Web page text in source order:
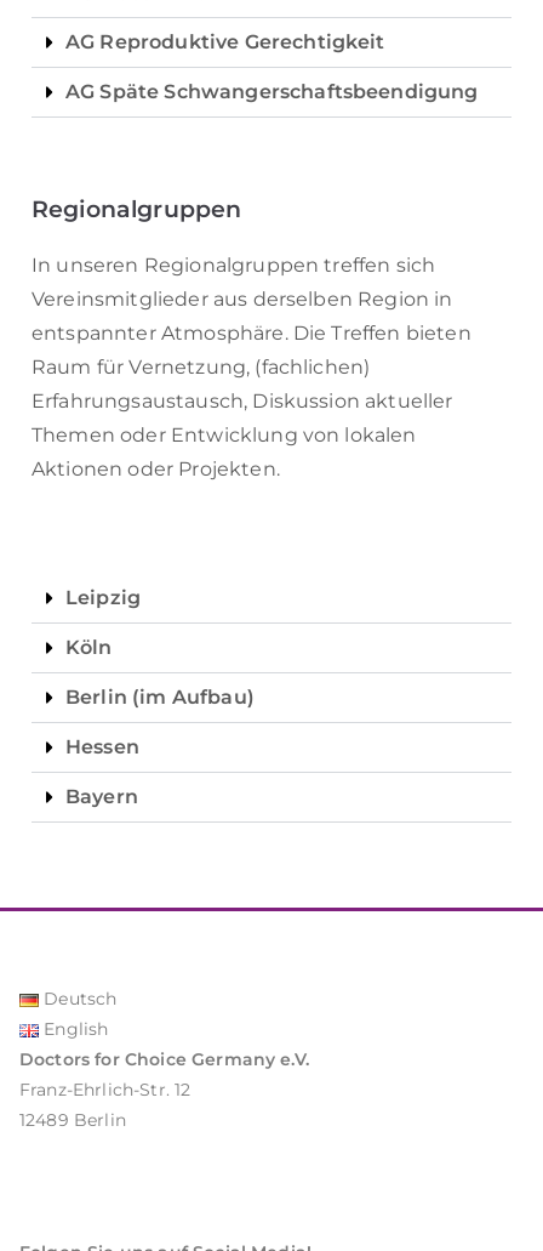
AG Reproduktive Gerechtigkeit
AG Späte Schwangerschaftsbeendigung
Regionalgruppen
In unseren Regionalgruppen treffen sich
Vereinsmitglieder aus derselben Region in
entspannter Atmosphäre. Die Treffen bieten
Raum für Vernetzung, (fachlichen)
Erfahrungsaustausch, Diskussion aktueller
Themen oder Entwicklung von lokalen
Aktionen oder Projekten.
Leipzig
Köln
Berlin (im Aufbau)
Hessen
Bayern
Deutsch
English
Doctors for Choice Germany e.V.
Franz-Ehrlich-Str. 12
12489 Berlin